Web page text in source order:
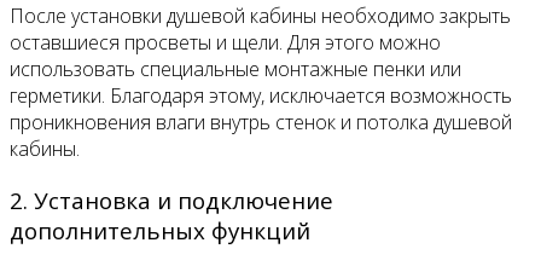
После установки душевой кабины необходимо закрыть
оставшиеся просветы и щели. Для этого можно
использовать специальные монтажные пенки или
герметики. Благодаря этому, исключается возможность
проникновения влаги внутрь стенок и потолка душевой
кабины.
2. Установка и подключение
дополнительных функций